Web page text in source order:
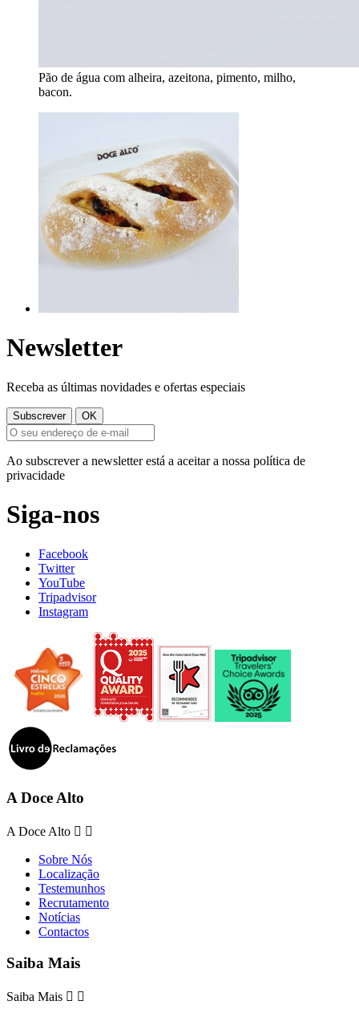
Pão de água com alheira, azeitona, pimento, milho,
bacon.
Newsletter
Receba as últimas novidades e ofertas especiais
Ao subscrever a newsletter está a aceitar a nossa política de
privacidade
Siga-nos
Facebook
Twitter
YouTube
Tripadvisor
Instagram
A Doce Alto
A Doce Alto  
Sobre Nós
Localização
Testemunhos
Recrutamento
Notícias
Contactos
Saiba Mais
Saiba Mais  